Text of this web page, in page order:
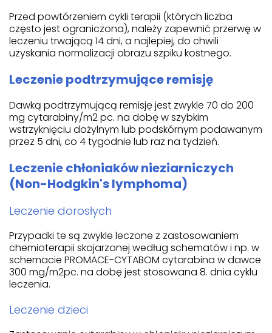
Przed powtórzeniem cykli terapii (których liczba
często jest ograniczona), należy zapewnić przerwę w
leczeniu trwającą 14 dni, a najlepiej, do chwili
uzyskania normalizacji obrazu szpiku kostnego.
Leczenie podtrzymujące remisję
Dawką podtrzymującą remisję jest zwykle 70 do 200
mg cytarabiny/m2 pc. na dobę w szybkim
wstrzyknięciu dożylnym lub podskórnym podawanym
przez 5 dni, co 4 tygodnie lub raz na tydzień.
Leczenie chłoniaków nieziarniczych
(Non-Hodgkin's lymphoma)
Leczenie dorosłych
Przypadki te są zwykle leczone z zastosowaniem
chemioterapii skojarzonej według schematów i np. w
schemacie PROMACE-CYTABOM cytarabina w dawce
300 mg/m2pc. na dobę jest stosowana 8. dnia cyklu
leczenia.
Leczenie dzieci